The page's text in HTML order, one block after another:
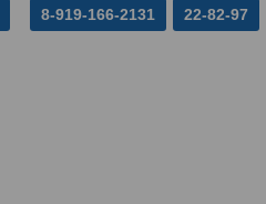
8-919-166-2131 22-82-97